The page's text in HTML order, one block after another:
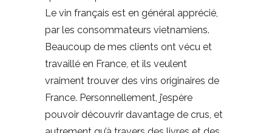
Le vin français est en général apprécié,
par les consommateurs vietnamiens.
Beaucoup de mes clients ont vécu et
travaillé en France, et ils veulent
vraiment trouver des vins originaires de
France. Personnellement, j’espère
pouvoir découvrir davantage de crus, et